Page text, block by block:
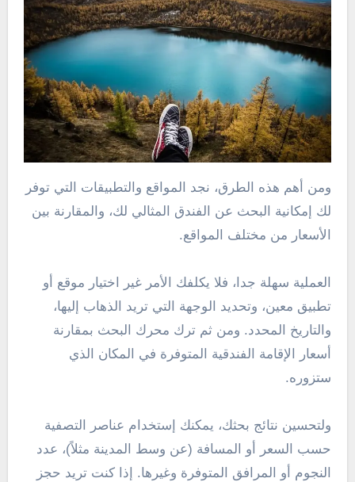
ومن أهم هذه الطرق، نجد المواقع والتطبيقات التي توفر
لك إمكانية البحث عن الفندق المثالي لك، والمقارنة بين
الأسعار من مختلف المواقع.
العملية سهلة جدا، فلا يكلفك الأمر غير اختيار موقع أو
تطبيق معين، وتحديد الوجهة التي تريد الذهاب إليها،
والتاريخ المحدد. ومن ثم ترك محرك البحث بمقارنة
أسعار الإقامة الفندقية المتوفرة في المكان الذي
ستزوره.
ولتحسين نتائج بحثك، يمكنك إستخدام عناصر التصفية
حسب السعر أو المسافة (عن وسط المدينة مثلاً)، عدد
النجوم أو المرافق المتوفرة وغيرها. إذا كنت تريد حجز